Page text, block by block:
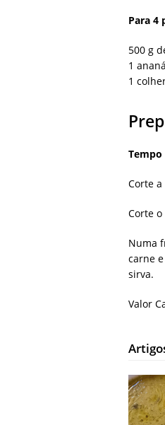
Para 4
500 g
1
1
Corte
Corte
Numa
carne
sirva.
Valor